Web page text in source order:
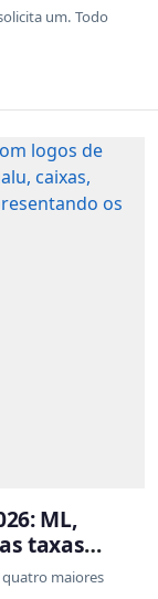
um. Todo
ML,
taxas
maiores